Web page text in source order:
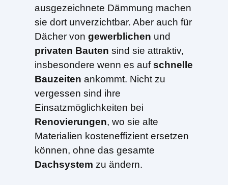
ausgezeichnete Dämmung machen
sie dort unverzichtbar. Aber auch für
Dächer von gewerblichen und
privaten Bauten sind sie attraktiv,
insbesondere wenn es aufschnelle
Bauzeiten ankommt. Nicht zu
vergessen sind ihre
Einsatzmöglichkeiten bei
Renovierungen, wo sie alte
Materialien kosteneffizient ersetzen
können, ohne das gesamte
Dachsystem zu ändern.